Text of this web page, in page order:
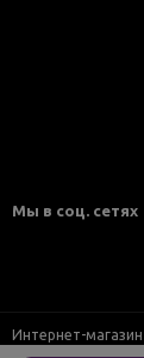
Мы в соц. сетях
Интернет-